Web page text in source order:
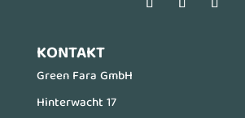
KONTAKT
Green Fara GmbH
Hinterwacht 17